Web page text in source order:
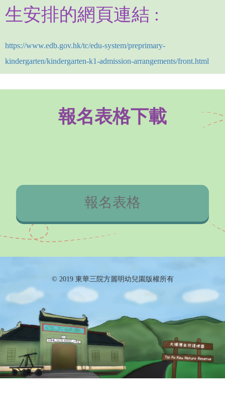
生安排的網頁連結 :
https://www.edb.gov.hk/tc/edu-system/preprimary-
kindergarten/kindergarten-k1-admission-arrangements/front.html
報名表格下載
報名表格
© 2019 東華三院方麗明幼兒園版權所有